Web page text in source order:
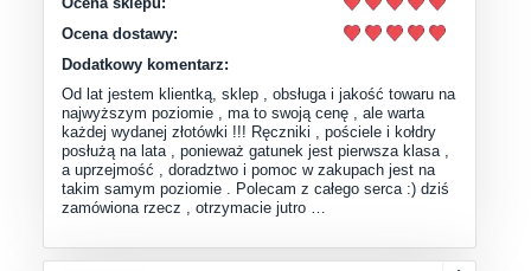
Ocena dostawy:
Dodatkowy komentarz:
Od lat jestem klientką, sklep , obsługa i jakość towaru na
najwyższym poziomie , ma to swoją cenę , ale warta
każdej wydanej złotówki !!! Ręczniki , pościele i kołdry
posłużą na lata , ponieważ gatunek jest pierwsza klasa ,
a uprzejmość , doradztwo i pomoc w zakupach jest na
takim samym poziomie . Polecam z całego serca :) dziś
zamówiona rzecz , otrzymacie jutro …